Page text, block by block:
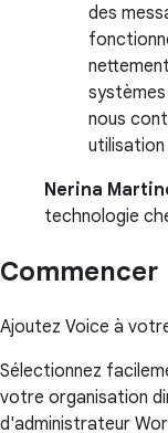
des
systèmes
nous
utilisation
Nerina
technologie
Commencer
Ajoutez Voice à
Sélectionnez
votre organisation
d'administrateur